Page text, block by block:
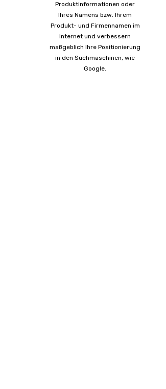
Produktinformationen oder
Ihres Namens bzw. Ihrem
Produkt- und Firmennamen im
Internet und verbessern
maßgeblich Ihre Positionierung
in den Suchmaschinen, wie
Google.